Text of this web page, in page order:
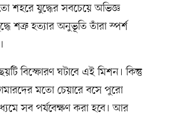
শহরে যুদ্ধের সবচেয়ে অভিজ্ঞ
শত্রু হত্যার অনুভূতি তাঁরা স্পর্শ
বিস্ফোরণ ঘটাবে এই মিশন। কিন্তু
মতো চেয়ারে বসে পুরো
সব পর্যবেক্ষণ করা হবে। আর